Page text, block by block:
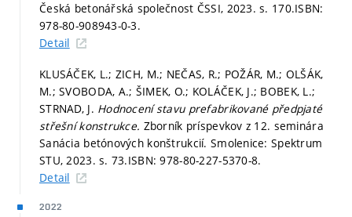
Česká betonářská společnost ČSSI, 2023.s. 170.ISBN:
978-80-908943-0-3.
Detail
KLUSÁČEK, L.; ZICH, M.; NEČAS, R.; POŽÁR, M.; OLŠÁK,
M.; SVOBODA, A.; ŠIMEK, O.; KOLÁČEK, J.; BOBEK, L.;
STRNAD, J. Hodnocení stavu prefabrikované předpjaté
střešní konstrukce. Zborník príspevkov z 12. seminára
Sanácia betónových konštrukcií. Smolenice: Spektrum
STU, 2023.s. 73.ISBN: 978-80-227-5370-8.
Detail
2022